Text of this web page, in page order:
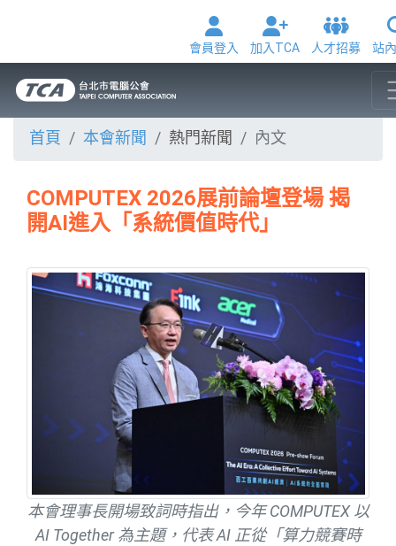
會員登入 加入TCA 人才招募 站
首頁 本會新聞 熱門新聞 內文
COMPUTEX 2026展前論壇登場 揭
開AI進入「系統價值時代」
本會理事長開場致詞時指出，今年 COMPUTEX 以
AI Together 為主題，代表 AI 正從「算力競賽時